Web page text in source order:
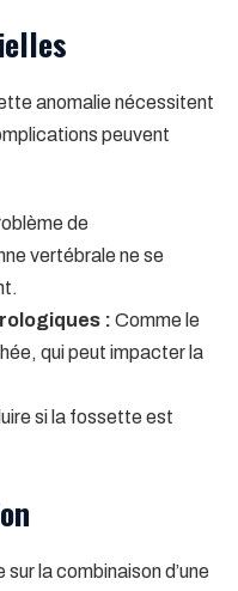
anomalie nécessitent
peuvent
de
vertébrale ne se
: Comme le
qui peut impacter la
si la fossette est
la combinaison d’une